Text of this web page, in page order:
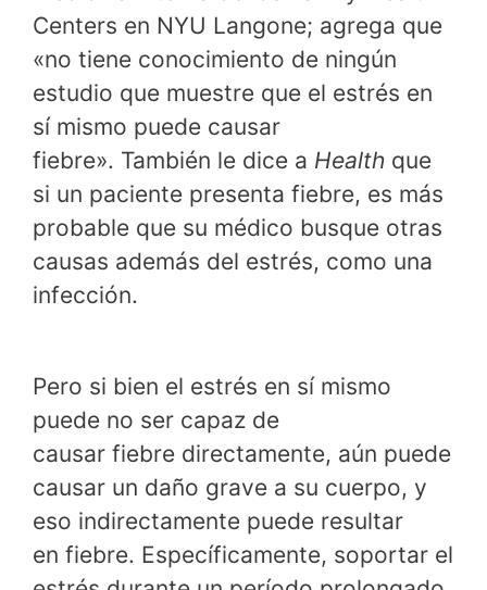
Centers en NYU Langone; agrega que
«no tiene conocimiento de ningún
estudio que muestre que el estrés en
sí mismo puede causar
fiebre». También le dice a Health que
si un paciente presenta fiebre, es más
probable que su médico busque otras
causas además del estrés, como una
infección.
Pero si bien el estrés en sí mismo
puede no ser capaz de
causar fiebre directamente, aún puede
causar un daño grave a su cuerpo, y
eso indirectamente puede resultar
en fiebre. Específicamente, soportar el